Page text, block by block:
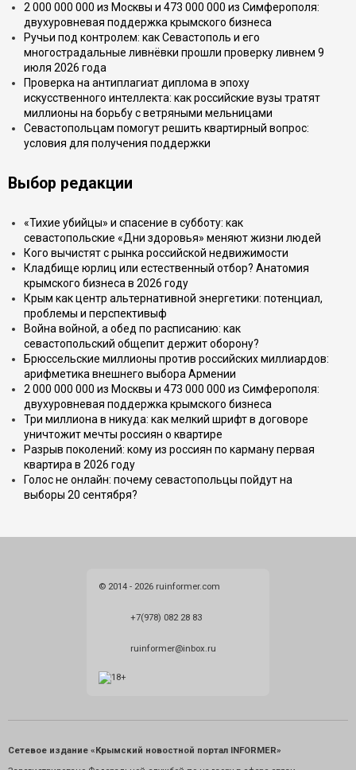
2 000 000 000 из Москвы и 473 000 000 из Симферополя:
двухуровневая поддержка крымского бизнеса
Ручьи под контролем: как Севастополь и его
многострадальные ливнёвки прошли проверку ливнем 9
июля 2026 года
Проверка на антиплагиат диплома в эпоху
искусственного интеллекта: как российские вузы тратят
миллионы на борьбу с ветряными мельницами
Севастопольцам помогут решить квартирный вопрос:
условия для получения поддержки
Выбор редакции
«Тихие убийцы» и спасение в субботу: как
севастопольские «Дни здоровья» меняют жизни людей
Кого вычистят с рынка российской недвижимости
Кладбище юрлиц или естественный отбор? Анатомия
крымского бизнеса в 2026 году
Крым как центр альтернативной энергетики: потенциал,
проблемы и перспективыф
Война войной, а обед по расписанию: как
севастопольский общепит держит оборону?
Брюссельские миллионы против российских миллиардов:
арифметика внешнего выбора Армении
2 000 000 000 из Москвы и 473 000 000 из Симферополя:
двухуровневая поддержка крымского бизнеса
Три миллиона в никуда: как мелкий шрифт в договоре
уничтожит мечты россиян о квартире
Разрыв поколений: кому из россиян по карману первая
квартира в 2026 году
Голос не онлайн: почему севастопольцы пойдут на
выборы 20 сентября?
© 2014 - 2026 ruinformer.com
+7(978) 082 28 83
ruinformer@inbox.ru
Сетевое издание «Крымский новостной портал INFORMER»